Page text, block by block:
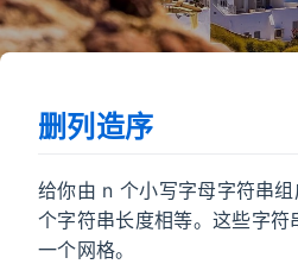
删列造序
给你由 n 个小写字母字符串
个字符串长度相等。这些字
一个网格。